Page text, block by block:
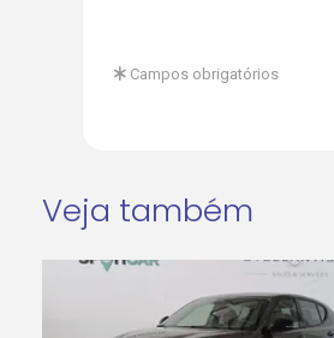
Campos obrigatórios
Veja também